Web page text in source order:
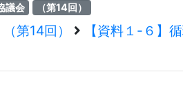
議会 （第14回）
（第14回）
【資料１-６】